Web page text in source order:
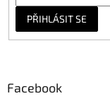
PŘIHLÁSIT SE
Facebook